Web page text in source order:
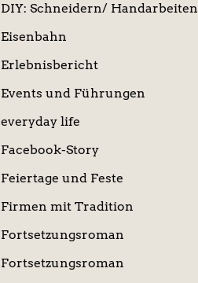
DIY: Schneidern/ Handarbeiten
Eisenbahn
Erlebnisbericht
Events und Führungen
everyday life
Facebook-Story
Feiertage und Feste
Firmen mit Tradition
Fortsetzungsroman
Fortsetzungsroman